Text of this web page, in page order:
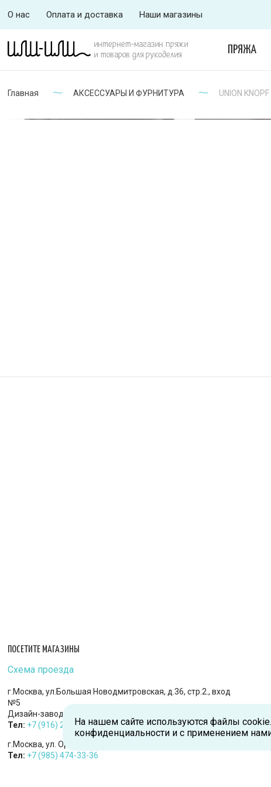
О нас Оплата и доставка Наши магазины
интернет-магазин пряжи
и товаров для рукоделия
ПРЯЖА
Главная АКСЕССУАРЫ И ФУРНИТУРА UNION
ПОСЕТИТЕ МАГАЗИНЫ
Схема проезда
г.Москва, ул.Большая Новодмитровская, д.36, стр.2., вход
№5
Дизайн-завод «FLACON»
Тел: +7 (916) 215-94-95
г.Москва, ул. Орджоникидзе, д.9, к.1
Тел: +7 (985) 474-33-36
На нашем сайте используются файлы
конфиденциальности и с применением